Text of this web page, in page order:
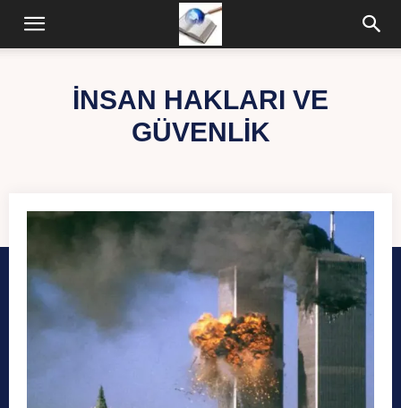
INSAN HAKLARI VE
GÜVENLIK